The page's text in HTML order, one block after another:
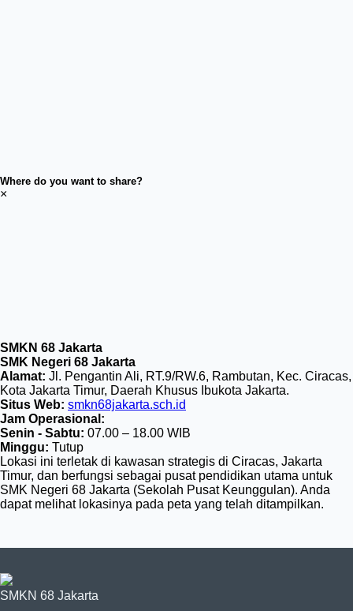
SMKN 68 Jakarta
SMK Negeri 68 Jakarta
Alamat: Jl. Pengantin Ali, RT.9/RW.6, Rambutan, Kec. Ciracas,
Kota Jakarta Timur, Daerah Khusus Ibukota Jakarta.
Situs Web: smkn68jakarta.sch.id
Jam Operasional:
Senin - Sabtu: 07.00 – 18.00 WIB
Minggu: Tutup
Lokasi ini terletak di kawasan strategis di Ciracas, Jakarta
Timur, dan berfungsi sebagai pusat pendidikan utama untuk
SMK Negeri 68 Jakarta (Sekolah Pusat Keunggulan). Anda
dapat melihat lokasinya pada peta yang telah ditampilkan.
SMKN 68 Jakarta
Where do you want to share?
×